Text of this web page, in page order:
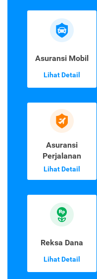
Asuransi Mobil
Lihat Detail
Asuransi
Perjalanan
Lihat Detail
Reksa Dana
Lihat Detail